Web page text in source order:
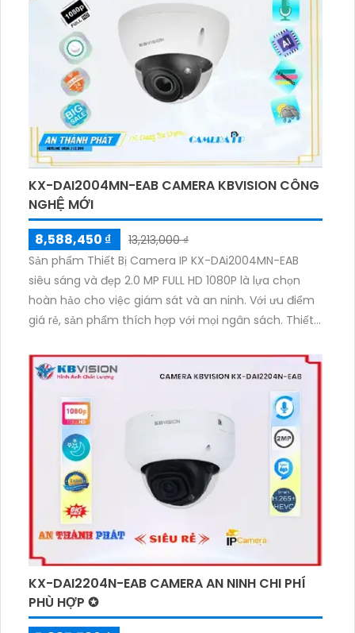
KX-DAI2004MN-EAB CAMERA KBVISION CÔNG
NGHỆ MỚI
8,588,450 ₫
13,213,000 ₫
Sản phẩm Thiết Bị Camera IP KX-DAi2004MN-EAB
siêu sáng và đẹp 2.0 MP FULL HD 1080P là lựa chọn
hoàn hảo cho việc giám sát và an ninh. Với ưu điểm
giá rẻ, sản phẩm thích hợp với mọi ngân sách. Thiết
mạnh mẽ hơn Sony STARVIS CMOS, mang lại hình
ảnh trung thực và rõ ràng. Hơn nữa, truyền hình ảnh
chất lượng trên nền tảng IP giúp dễ dàng kết nối và
điều khiển từ xa. Với thiết kế đẹp và chất lượng, đây là
sự lựa chọn tuyệt vời cho hệ thống giám sát cá nhân
hoặc doanh nghiệp.
KX-DAI2204N-EAB CAMERA AN NINH CHI PHÍ
PHÙ HỢP ✪